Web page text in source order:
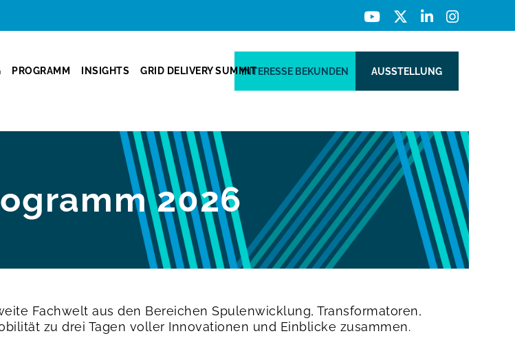
PROGRAMM INSIGHTS GRID DELIVERY SUMMITINTERESSE BEKUNDEN AUSSTELLUNG
2026
Fachwelt aus den Bereichen Spulenwicklung, Transformatoren,
zu drei Tagen voller Innovationen und Einblicke zusammen.